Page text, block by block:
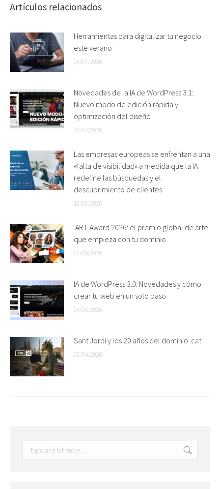
Artículos relacionados
Herramientas para digitalizar tu negocio
este verano
24/07/2026
Novedades de la IA de WordPress 3.1:
Nuevo modo de edición rápida y
optimización del diseño
03/07/2026
Las empresas europeas se enfrentan a una
«falta de visibilidad» a medida que la IA
redefine las búsquedas y el
descubrimiento de clientes
16/06/2026
.ART Award 2026: el premio global de arte
que empieza con tu dominio
22/05/2026
IA de WordPress 3.0: Novedades y cómo
crear tu web en un solo paso
24/04/2026
Sant Jordi y los 20 años del dominio .cat
22/04/2026